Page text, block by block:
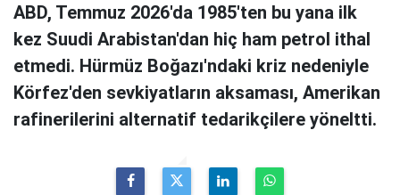
ABD, Temmuz 2026'da 1985'ten bu yana ilk
kez Suudi Arabistan'dan hiç ham petrol ithal
etmedi. Hürmüz Boğazı'ndaki kriz nedeniyle
Körfez'den sevkiyatların aksaması, Amerikan
rafinerilerini alternatif tedarikçilere yöneltti.